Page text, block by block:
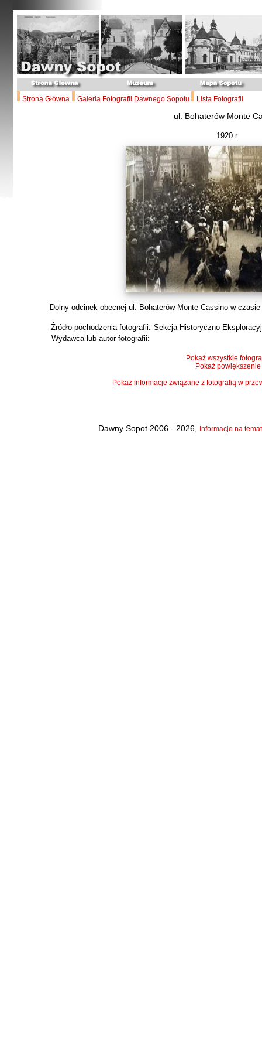
Strona Główna Galeria Fotografii Dawnego Sopotu Lista Fotografii
ul. Bohaterów Monte
1920 r.
Dolny odcinek obecnej ul. Bohaterów Monte Cassino w
Źródło pochodzenia fotografii: Sekcja Historyczno
Wydawca lub autor fotografii:
Pokaż wszystkie
Pokaż powiększenie
Pokaż informacje związane z fotografią w
Dawny Sopot 2006 - 2026, Informacje na